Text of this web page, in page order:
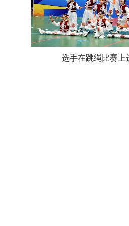
选手在跳绳比赛上